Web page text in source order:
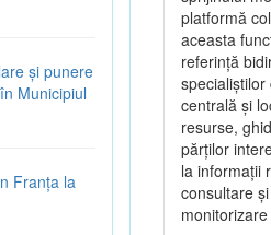
și punere
Municipiul
Franța la
platformă
aceasta
referință
centrală și
resurse,
părților
la informații
consultare